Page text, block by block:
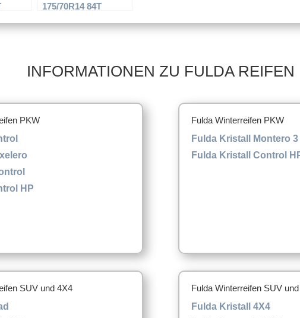
175/70R14 84T
INFORMATIONEN ZU FULDA REIFEN
PKW
HP
SUV und 4X4
Fulda Winterreifen PKW
Fulda Kristall Montero 3
Fulda Kristall Control
Fulda Winterreifen SUV
Fulda Kristall 4X4